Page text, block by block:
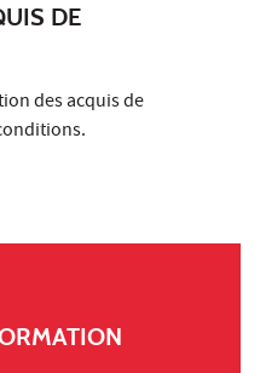
DE
des acquis de